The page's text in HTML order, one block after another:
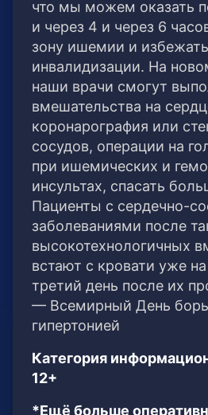
что мы можем оказать
и через 4 и через 6
зону ишемии и избежать
инвалидизации. На
наши врачи смогут
вмешательства на
коронарография или
сосудов, операции на
при ишемических и
инсультах, спасать
Пациенты с сердечно-
заболеваниями после
высокотехнологичных
встают с кровати уже
третий день после их
— Всемирный День
гипертонией
Категория
12+
*Ещё больше